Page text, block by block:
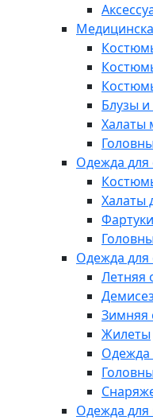
Блузы
Халаты
Одежда для
Халаты
Одежда для
Летняя
Зимняя
Жилеты
Одежда
Одежда